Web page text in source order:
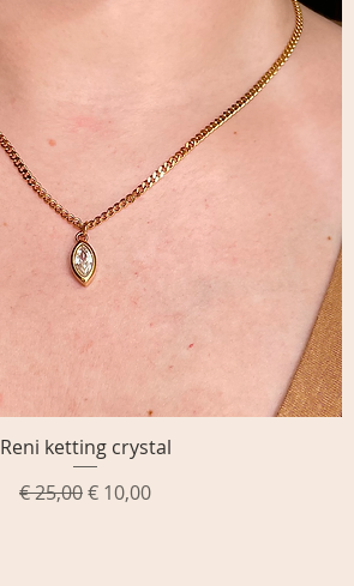
Snel overzicht
Reni ketting crystal
Normale prijs
€ 25,00Verkoopprijs
€ 10,00